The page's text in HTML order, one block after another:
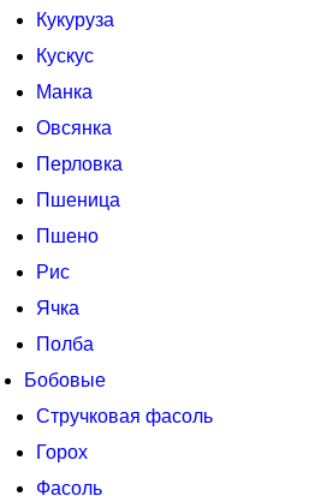
Кукуруза
Кускус
Манка
Овсянка
Перловка
Пшеница
Пшено
Рис
Ячка
Полба
Бобовые
Стручковая фасоль
Горох
Фасоль